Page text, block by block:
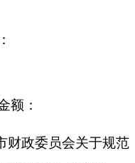
额 ：
财政委员会关于规范